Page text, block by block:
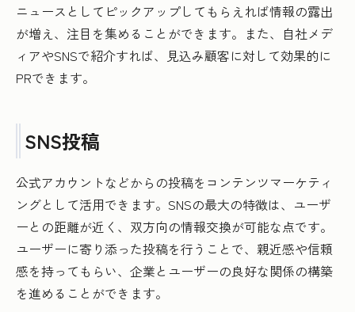
ニュースとしてピックアップしてもらえれば情報の露出
が増え、注目を集めることができます。また、自社メデ
ィアやSNSで紹介すれば、見込み顧客に対して効果的に
PRできます。
SNS投稿
公式アカウントなどからの投稿をコンテンツマーケティ
ングとして活用できます。SNSの最大の特徴は、ユーザ
ーとの距離が近く、双方向の情報交換が可能な点です。
ユーザーに寄り添った投稿を行うことで、親近感や信頼
感を持ってもらい、企業とユーザーの良好な関係の構築
を進めることができます。